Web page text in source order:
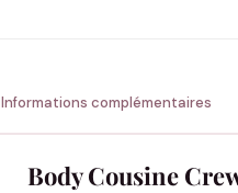
Informations complémentaires
Body Cousine